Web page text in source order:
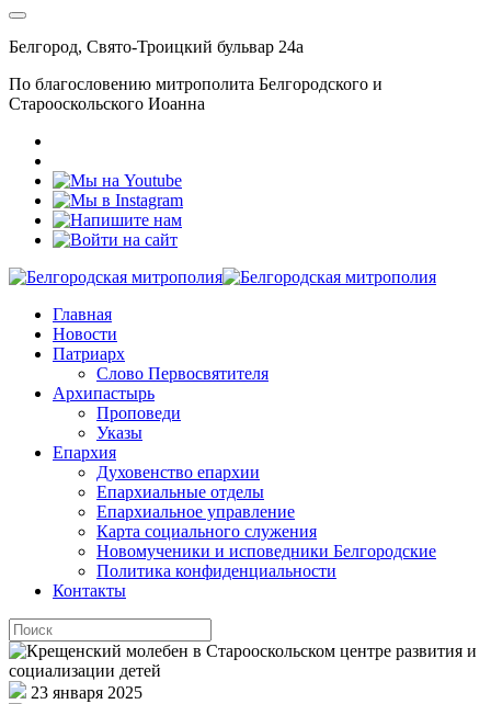
Белгород, Свято-Троицкий бульвар 24а
По благословению митрополита Белгородского и
Старооскольского Иоанна
Главная
Новости
Патриарх
Слово Первосвятителя
Архипастырь
Проповеди
Указы
Епархия
Духовенство епархии
Епархиальные отделы
Епархиальное управление
Карта социального служения
Новомученики и исповедники Белгородские
Политика конфиденциальности
Контакты
23 января 2025